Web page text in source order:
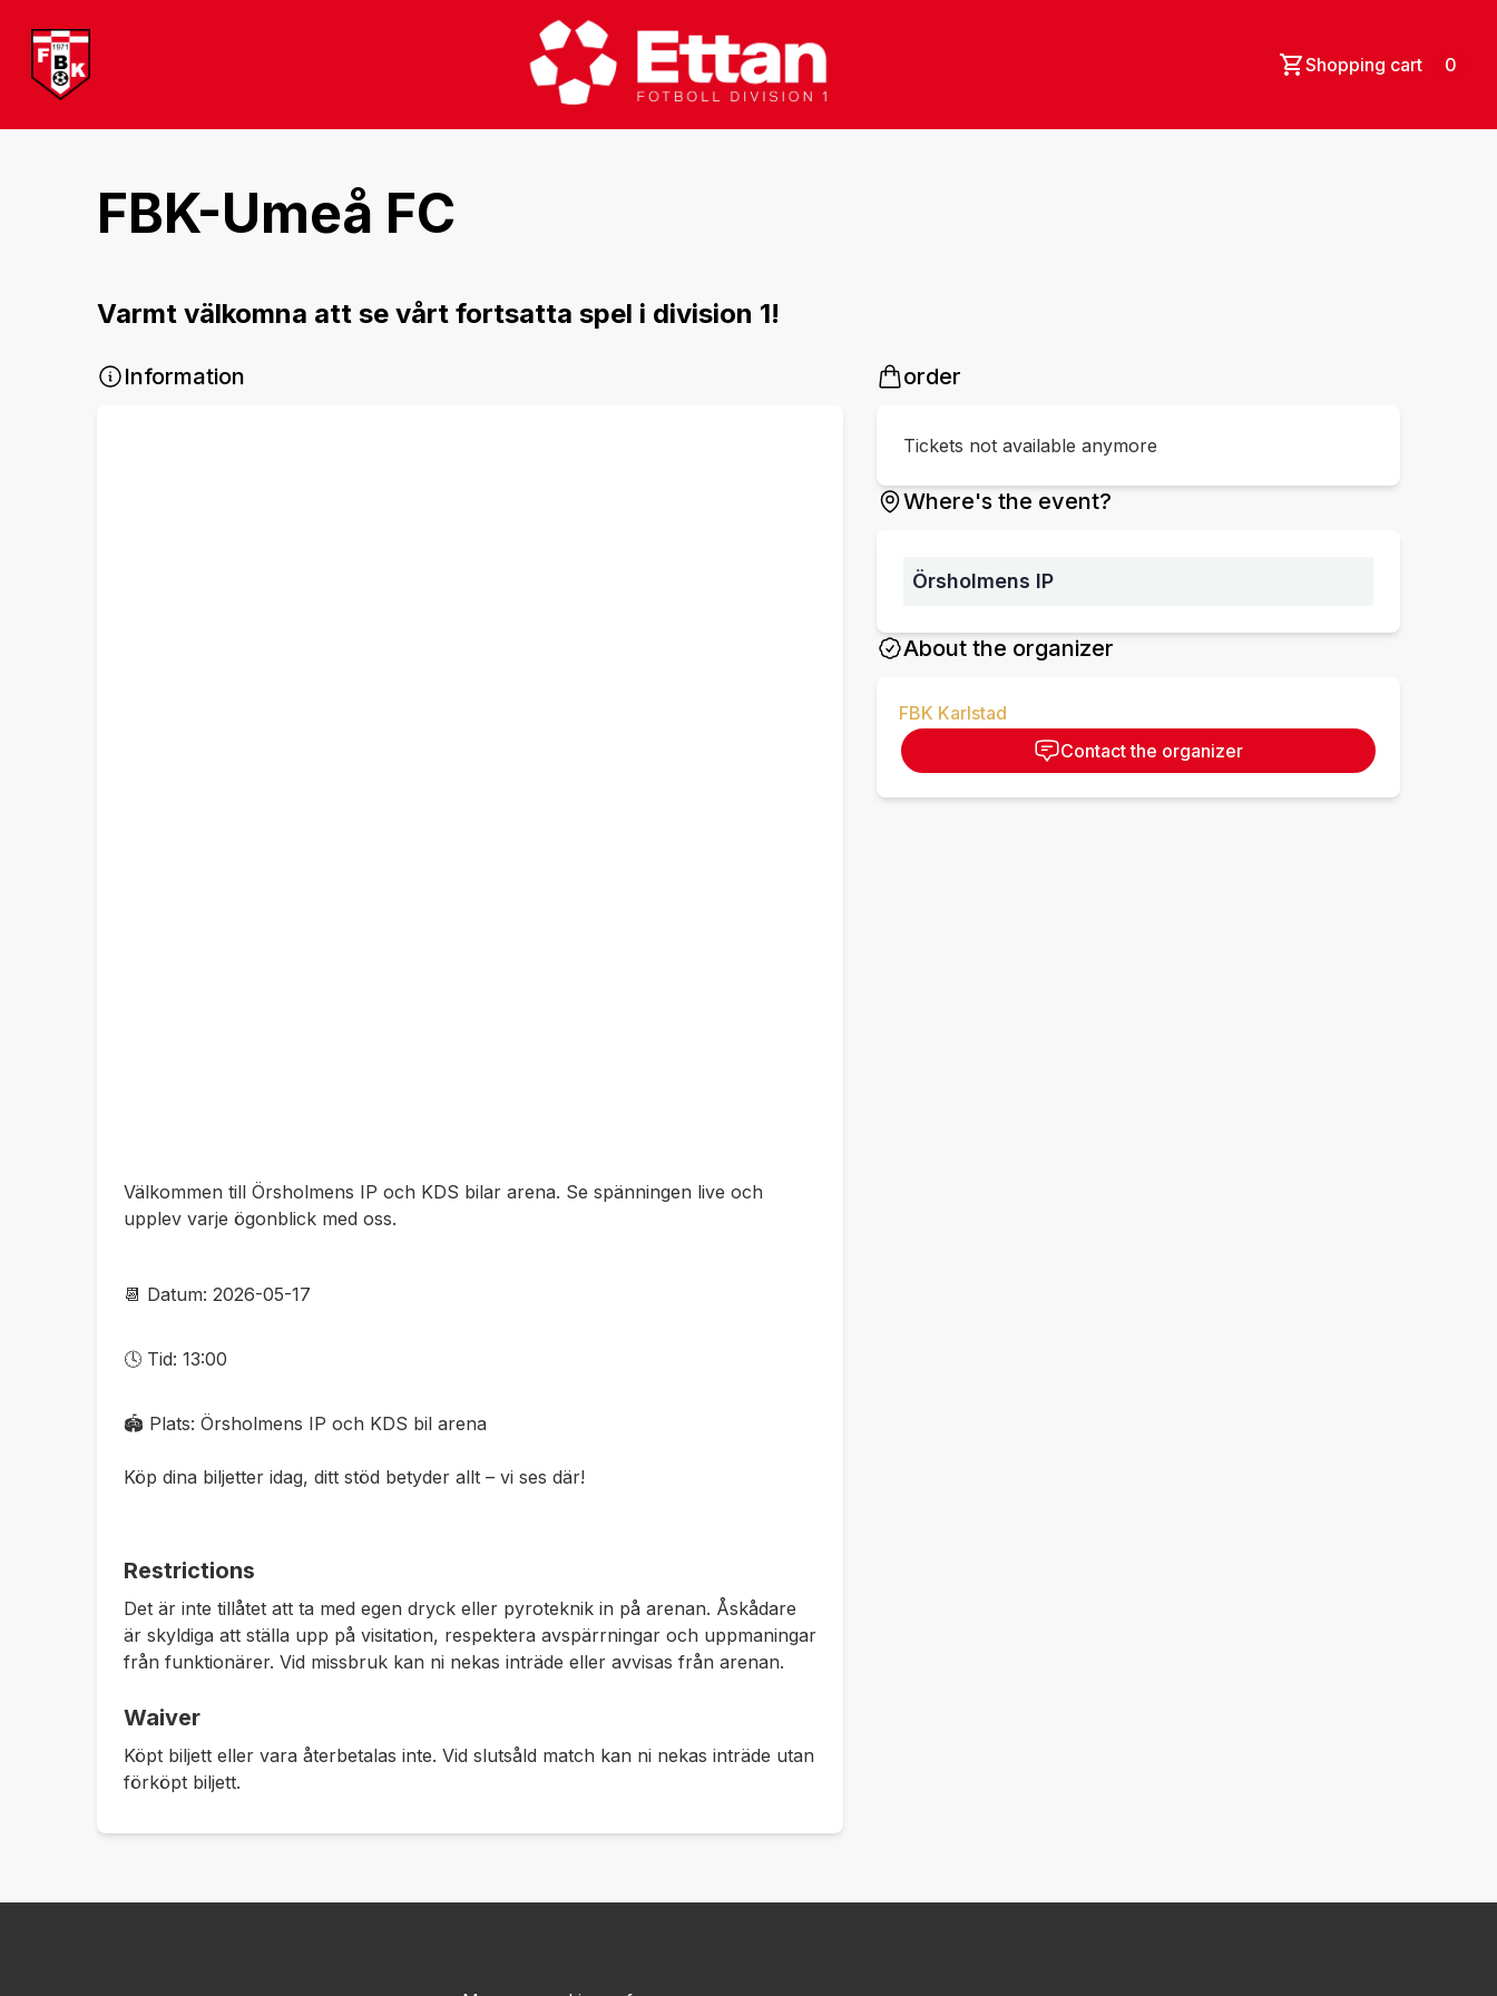
Shopping cart 0
FBK-Umeå FC
Varmt välkomna att se vårt fortsatta spel i division 1!
Information
Välkommen till Örsholmens IP och KDS bilar arena. Se spänningen live och
upplev varje ögonblick med oss.
📆 Datum: 2026-05-17
🕓 Tid: 13:00
🏟️ Plats: Örsholmens IP och KDS bil arena
Köp dina biljetter idag, ditt stöd betyder allt – vi ses där!
Restrictions
Det är inte tillåtet att ta med egen dryck eller pyroteknik in på arenan. Åskådare
är skyldiga att ställa upp på visitation, respektera avspärrningar och uppmaningar
från funktionärer. Vid missbruk kan ni nekas inträde eller avvisas från arenan.
Waiver
Köpt biljett eller vara återbetalas inte. Vid slutsåld match kan ni nekas inträde utan
förköpt biljett.
order
Tickets not available anymore
Where's the event?
Örsholmens IP
About the organizer
FBK Karlstad
Contact the organizer